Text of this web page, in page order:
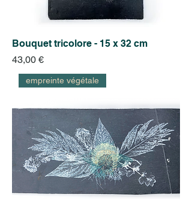
Bouquet tricolore - 15 x 32 cm
Prix
43,00 €
empreinte végétale